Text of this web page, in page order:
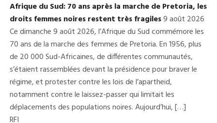
Afrique du Sud: 70 ans après la marche de Pretoria, les
droits femmes noires restent très fragiles9 août 2026
Ce dimanche 9 août 2026, l’Afrique du Sud commémore les
70 ans de la marche des femmes de Pretoria. En 1956, plus
de 20 000 Sud-Africaines, de différentes communautés,
s’étaient rassemblées devant la présidence pour braver le
régime, et protester contre les lois de l’apartheid,
notamment contre le laissez-passer qui limitait les
déplacements des populations noires. Aujourd’hui, […]
RFI